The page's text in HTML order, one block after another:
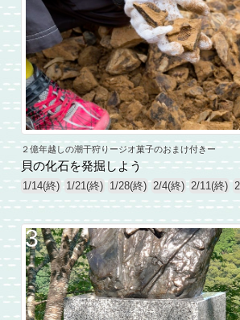
２億年越しの潮干狩りージオ菓子のおまけ付きー
貝の化石を発掘しよう
1/14(終) 1/21(終) 1/28(終) 2/4(終) 2/11(終)
3